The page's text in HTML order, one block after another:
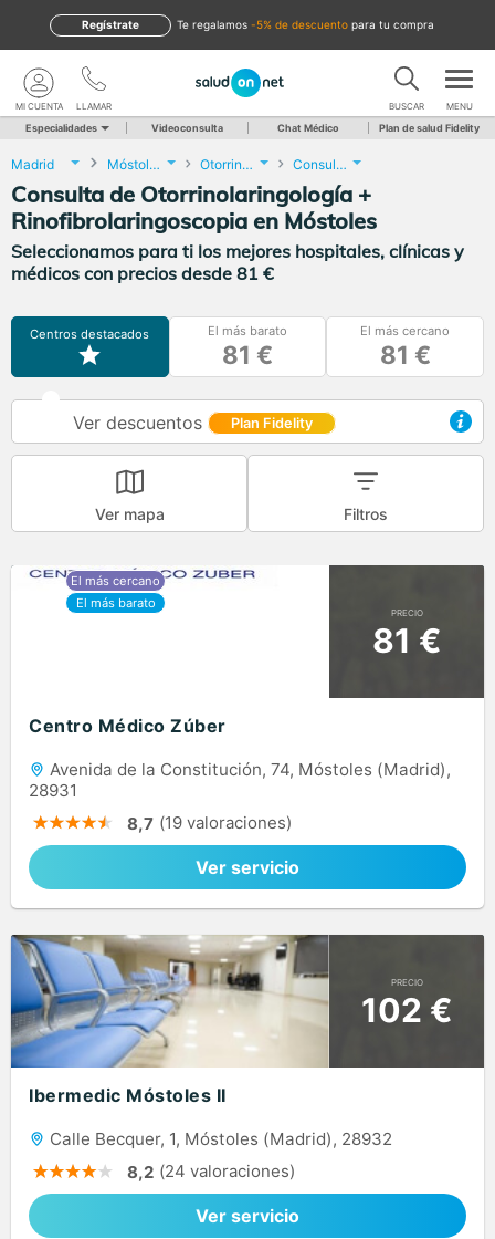
te regalamos -5% de descuento para tu compra
Regístrate
LLAMAR
MI CUENTA BUSCAR MENU
Especialidades Videoconsulta Chat Médico Plan de salud Fidelity
Madrid Móstoles Otorrinolaringología Consulta de Otorrinolaringología + Rinofibrolaringoscopia
Consulta de Otorrinolaringología +
Rinofibrolaringoscopia en Móstoles
Seleccionamos para ti los mejores hospitales, clínicas y
médicos con precios desde 81 €
Centros destacados El más barato
81 €
El más cercano
81 €
Ver descuentos Plan Fidelity
Ver mapa Filtros
PRECIO
81 €
Centro Médico Zúber
Avenida de la Constitución, 74, Móstoles (Madrid),
28931
8,7 (19 valoraciones)
Ver servicio
PRECIO
102 €
Ibermedic Móstoles II
Calle Becquer, 1, Móstoles (Madrid), 28932
8,2 (24 valoraciones)
Ver servicio